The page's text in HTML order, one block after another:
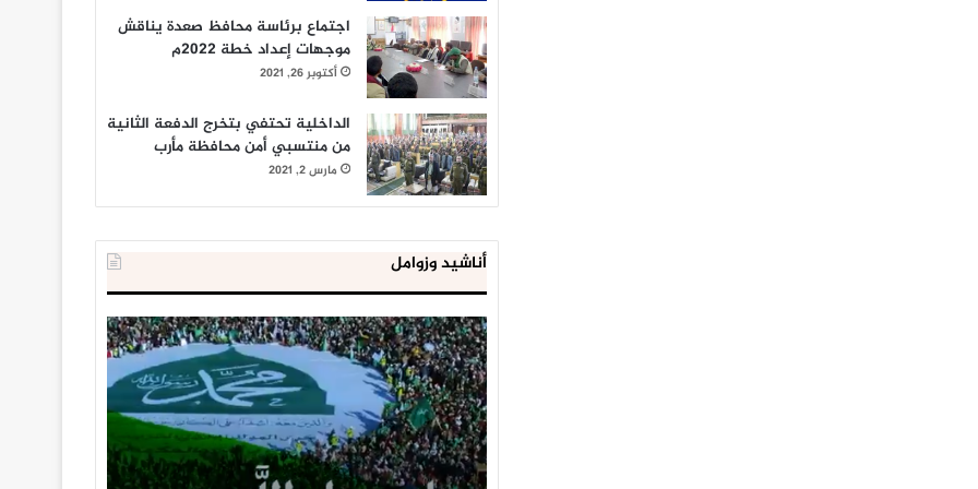
اجتماع برئاسة محافظ صعدة يناقش
موجهات إعداد خطة 2022م
أكتوبر 26, 2021
الداخلية تحتفي بتخرج الدفعة الثانية
من منتسبي أمن محافظة مأرب
مارس 2, 2021
أناشيد وزوامل
العدو
الإسرائيلي
اعتقل
543
طفلا
فلسطينيا
خلال
يناير 31, 2021
الداخلية
المصرية
إحباط
‘مخطط
كبير’
للإخوان